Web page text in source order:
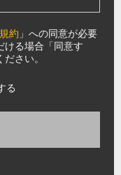
約 」への同意が必要
ける場合「同意す
さい。
る